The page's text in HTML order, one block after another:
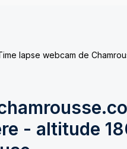
lapse webcam de
- altitude